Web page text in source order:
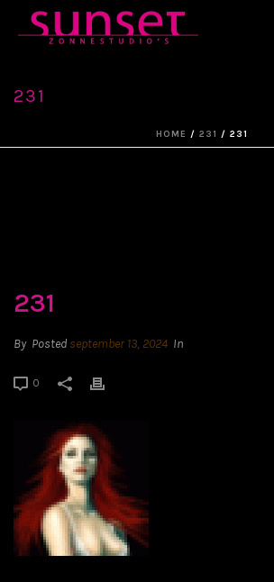
231
HOME / 231 / 231
231
By Posted september 13, 2024 In
0